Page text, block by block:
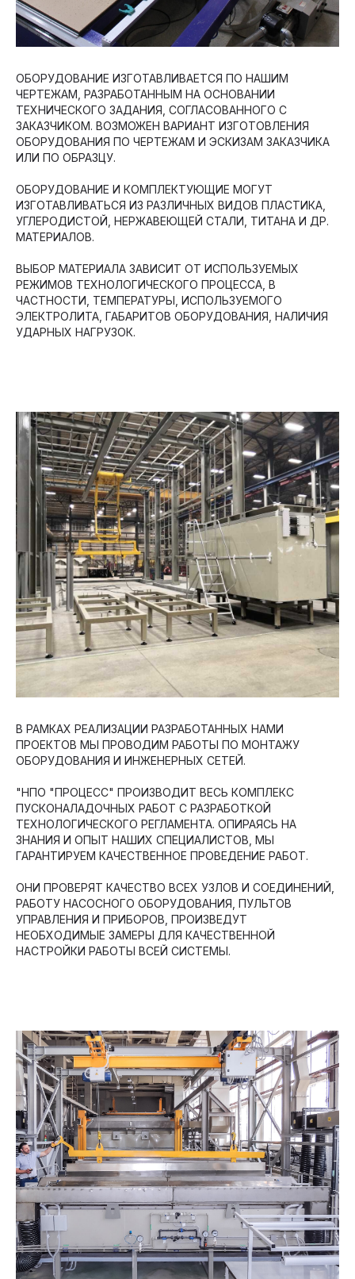
ОБОРУДОВАНИЕ ИЗГОТАВЛИВАЕТСЯ ПО НАШИМ
ЧЕРТЕЖАМ, РАЗРАБОТАННЫМ НА ОСНОВАНИИ
ТЕХНИЧЕСКОГО ЗАДАНИЯ, СОГЛАСОВАННОГО С
ЗАКАЗЧИКОМ. ВОЗМОЖЕН ВАРИАНТ ИЗГОТОВЛЕНИЯ
ОБОРУДОВАНИЯ ПО ЧЕРТЕЖАМ И ЭСКИЗАМ ЗАКАЗЧИКА
ИЛИ ПО ОБРАЗЦУ.
ОБОРУДОВАНИЕ И КОМПЛЕКТУЮЩИЕ МОГУТ
ИЗГОТАВЛИВАТЬСЯ ИЗ РАЗЛИЧНЫХ ВИДОВ ПЛАСТИКА,
УГЛЕРОДИСТОЙ, НЕРЖАВЕЮЩЕЙ СТАЛИ, ТИТАНА И ДР.
МАТЕРИАЛОВ.
ВЫБОР МАТЕРИАЛА ЗАВИСИТ ОТ ИСПОЛЬЗУЕМЫХ
РЕЖИМОВ ТЕХНОЛОГИЧЕСКОГО ПРОЦЕССА, В
ЧАСТНОСТИ, ТЕМПЕРАТУРЫ, ИСПОЛЬЗУЕМОГО
ЭЛЕКТРОЛИТА, ГАБАРИТОВ ОБОРУДОВАНИЯ, НАЛИЧИЯ
УДАРНЫХ НАГРУЗОК.
В РАМКАХ РЕАЛИЗАЦИИ РАЗРАБОТАННЫХ НАМИ
ПРОЕКТОВ МЫ ПРОВОДИМ РАБОТЫ ПО МОНТАЖУ
ОБОРУДОВАНИЯ И ИНЖЕНЕРНЫХ СЕТЕЙ.
"НПО "ПРОЦЕСС" ПРОИЗВОДИТ ВЕСЬ КОМПЛЕКС
ПУСКОНАЛАДОЧНЫХ РАБОТ С РАЗРАБОТКОЙ
ТЕХНОЛОГИЧЕСКОГО РЕГЛАМЕНТА. ОПИРАЯСЬ НА
ЗНАНИЯ И ОПЫТ НАШИХ СПЕЦИАЛИСТОВ, МЫ
ГАРАНТИРУЕМ КАЧЕСТВЕННОЕ ПРОВЕДЕНИЕ РАБОТ.
ОНИ ПРОВЕРЯТ КАЧЕСТВО ВСЕХ УЗЛОВ И СОЕДИНЕНИЙ,
РАБОТУ НАСОСНОГО ОБОРУДОВАНИЯ, ПУЛЬТОВ
УПРАВЛЕНИЯ И ПРИБОРОВ, ПРОИЗВЕДУТ
НЕОБХОДИМЫЕ ЗАМЕРЫ ДЛЯ КАЧЕСТВЕННОЙ
НАСТРОЙКИ РАБОТЫ ВСЕЙ СИСТЕМЫ.